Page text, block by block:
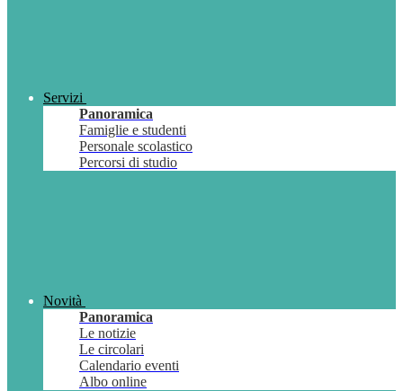
Servizi
Panoramica
Famiglie e studenti
Personale scolastico
Percorsi di studio
Novità
Panoramica
Le notizie
Le circolari
Calendario eventi
Albo online